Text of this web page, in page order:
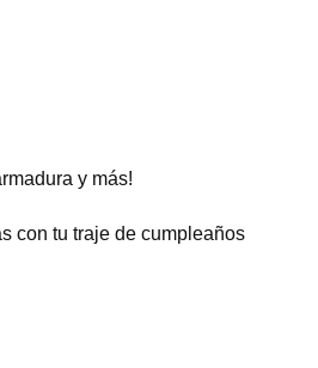
y más!
con tu traje de cumpleaños